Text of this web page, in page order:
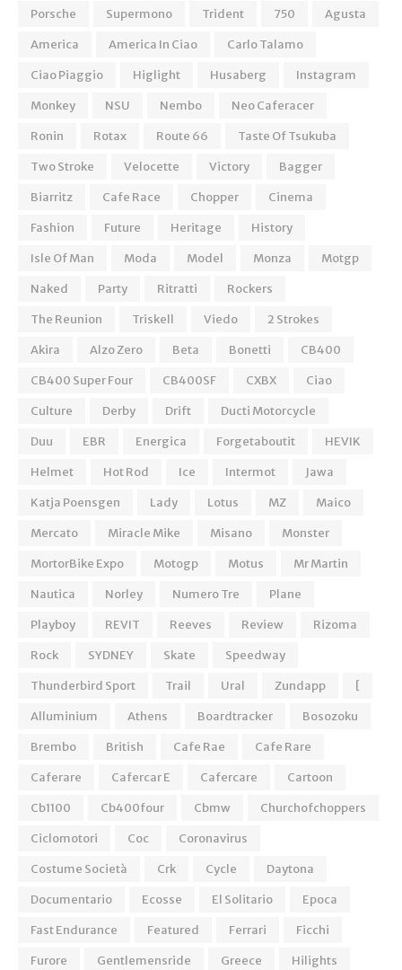
Porsche Supermono Trident 750
Agusta
America
America In Ciao
Carlo Talamo
Ciao Piaggio
Higlight Husaberg
Instagram
Monkey
NSU Nembo
Neo Caferacer
Ronin
Rotax Route 66
Taste Of Tsukuba
Two Stroke
Velocette Victory
Bagger
Biarritz
Cafe Race Chopper
Cinema
Fashion
Future Heritage
History
Isle Of Man
Moda Model Monza
Motgp
Naked
Party Ritratti
Rockers
The Reunion
Triskell Viedo
2 Strokes
Akira
Alzo Zero Beta Bonetti
CB400
CB400 Super Four
CB400SF CXBX
Ciao
Culture
Derby Drift
Ducti Motorcycle
Duu
EBR Energica Forgetaboutit
HEVIK
Helmet
Hot Rod Ice Intermot
Jawa
Katja Poensgen
Lady Lotus MZ
Maico
Mercato
Miracle Mike Misano
Monster
MortorBike Expo
Motogp Motus
Mr Martin
Nautica
Norley Numero Tre
Plane
Playboy
REVIT Reeves Review
Rizoma
Rock
SYDNEY Skate
Speedway
Thunderbird Sport
Trail Ural Zundapp
[
Alluminium
Athens Boardtracker
Bosozoku
Brembo
British Cafe Rae
Cafe Rare
Caferare
Cafercar E Cafercare
Cartoon
Cb1100
Cb400four Cbmw
Churchofchoppers
Ciclomotori
Coc
Coronavirus
Costume Società
Crk Cycle
Daytona
Documentario
Ecosse El Solitario
Epoca
Fast Endurance
Featured Ferrari
Ficchi
Furore
Gentlemensride Greece
Hilights